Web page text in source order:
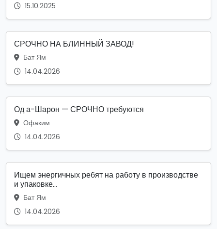
15.10.2025
СРОЧНО НА БЛИННЫЙ ЗАВОД!
Бат Ям
14.04.2026
Од а-Шарон — СРОЧНО требуются
Офаким
14.04.2026
Ищем энергичных ребят на работу в производстве
и упаковке...
Бат Ям
14.04.2026